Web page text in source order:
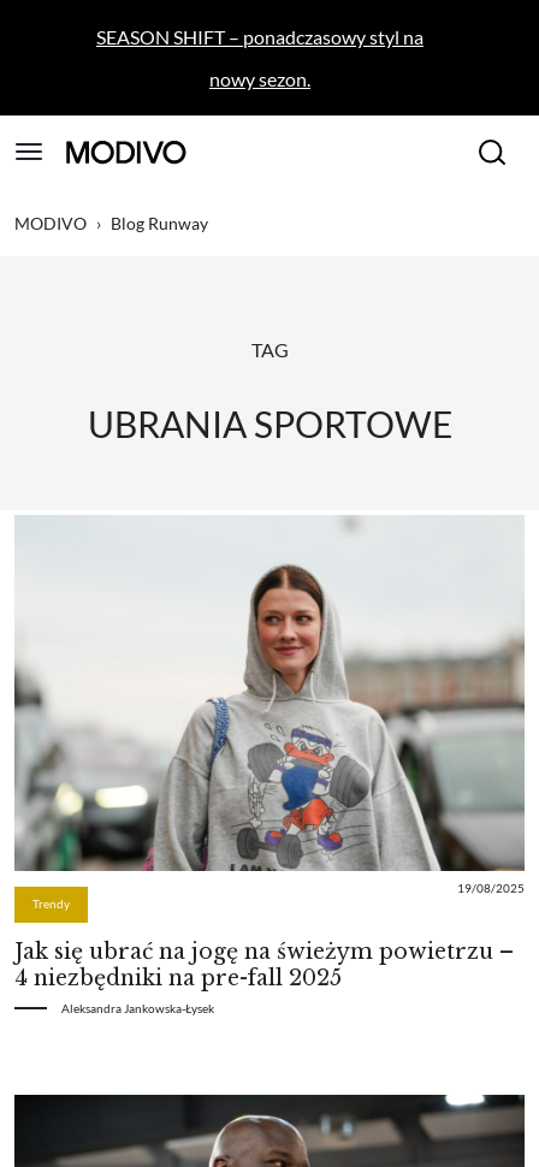
SEASON SHIFT – ponadczasowy styl na
nowy sezon.
MODIVO › Blog Runway
TAG
UBRANIA SPORTOWE
Trendy
19/08/2025
Jak się ubrać na jogę na świeżym powietrzu –
4 niezbędniki na pre-fall 2025
Aleksandra Jankowska-Łysek